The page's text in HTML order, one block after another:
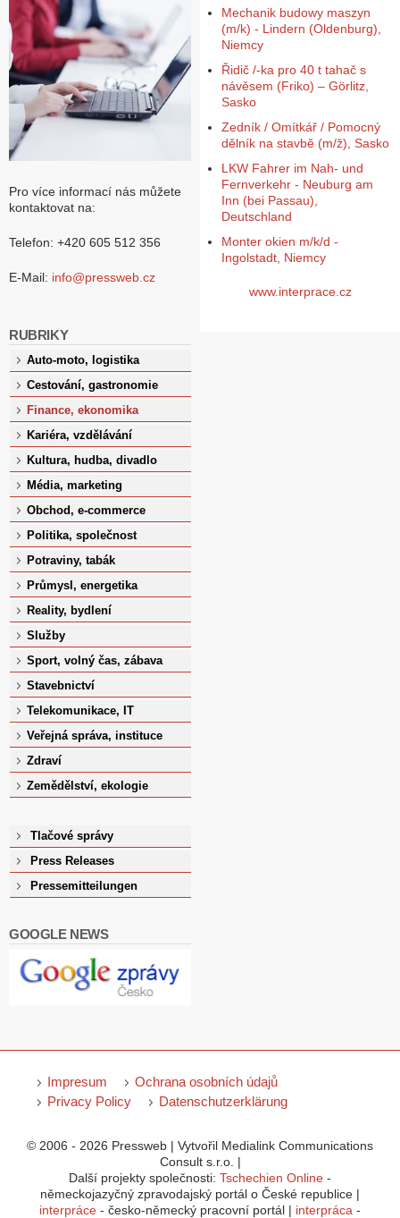
Pro více informací nás můžete
kontaktovat na:
Telefon: +420 605 512 356
E-Mail: info@pressweb.cz
RUBRIKY
Auto-moto, logistika
Cestování, gastronomie
Finance, ekonomika
Kariéra, vzdělávání
Kultura, hudba, divadlo
Média, marketing
Obchod, e-commerce
Politika, společnost
Potraviny, tabák
Průmysl, energetika
Reality, bydlení
Služby
Sport, volný čas, zábava
Stavebnictví
Telekomunikace, IT
Veřejná správa, instituce
Zdraví
Zemědělství, ekologie
Tlačové správy
Press Releases
Pressemitteilungen
GOOGLE NEWS
Mechanik budowy maszyn
(m/k) - Lindern (Oldenburg),
Niemcy
Řidič /-ka pro 40 t tahač s
návěsem (Friko) – Görlitz,
Sasko
Zedník / Omítkář / Pomocný
dělník na stavbě (m/ž), Sasko
LKW Fahrer im Nah- und
Fernverkehr - Neuburg am
Inn (bei Passau),
Deutschland
Monter okien m/k/d -
Ingolstadt, Niemcy
www.interprace.cz
Impresum
Ochrana osobních údajů
Privacy Policy
Datenschutzerklärung
© 2006 - 2026 Pressweb | Vytvořil Medialink Communications
Consult s.r.o. |
Další projekty společnosti: Tschechien Online -
německojazyčný zpravodajský portál o České republice |
interpráce - česko-německý pracovní portál | interpráca -